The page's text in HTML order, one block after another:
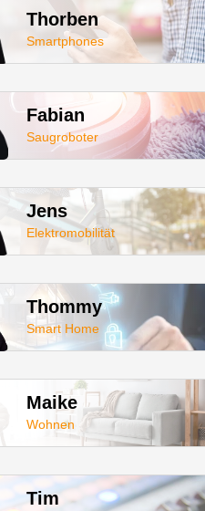
Thorben
Smartphones
Fabian
Saugroboter
Jens
Elektromobilität
Thommy
Smart Home
Maike
Wohnen
Tim